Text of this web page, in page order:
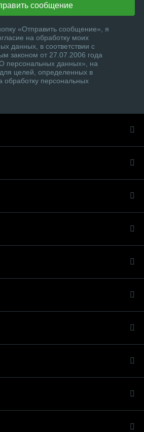
сообщение
«Отправить сообщение», я
на обработку моих
данных, в соответствии с
законом от 27.07.2006 года
данных», на
целей, определенных в
обработку персональных